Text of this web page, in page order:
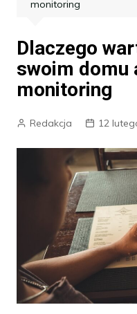
monitoring
Dlaczego
swoim domu
monitoring
Redakcja 12